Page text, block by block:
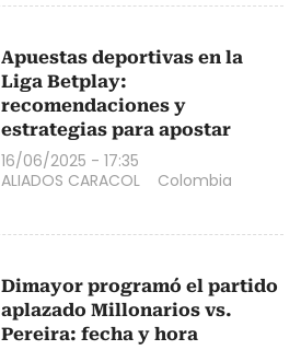
Apuestas deportivas en la
Liga Betplay:
recomendaciones y
estrategias para apostar
16/06/2025 - 17:35
ALIADOS CARACOL
Colombia
Dimayor programó el partido
aplazado Millonarios vs.
Pereira: fecha y hora